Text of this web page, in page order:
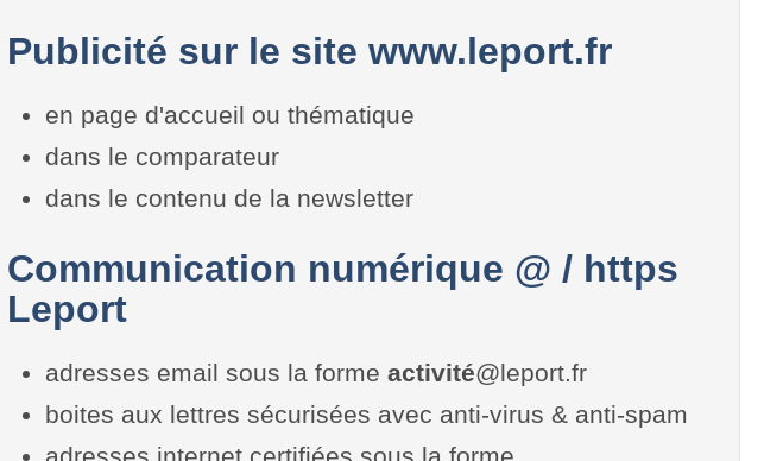
Publicité sur le site www.leport.fr
en page d'accueil ou thématique
dans le comparateur
dans le contenu de la newsletter
Communication numérique @ / https
Leport
adresses email sous la forme activité@leport.fr
boites aux lettres sécurisées avec anti-virus & anti-spam